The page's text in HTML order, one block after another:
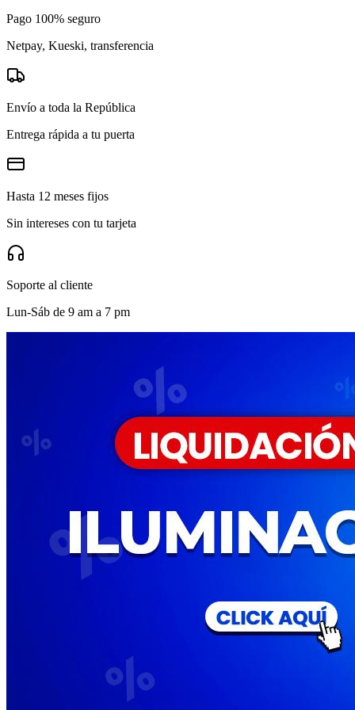
Pago 100% seguro
Netpay, Kueski, transferencia
Envío a toda la República
Entrega rápida a tu puerta
Hasta 12 meses fijos
Sin intereses con tu tarjeta
Soporte al cliente
Lun-Sáb de 9 am a 7 pm